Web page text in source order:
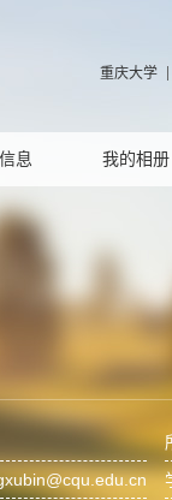
重庆大学
息 我的相册